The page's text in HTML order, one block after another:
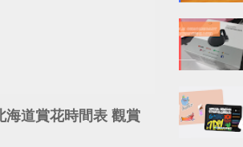
海道賞花時間表 觀賞